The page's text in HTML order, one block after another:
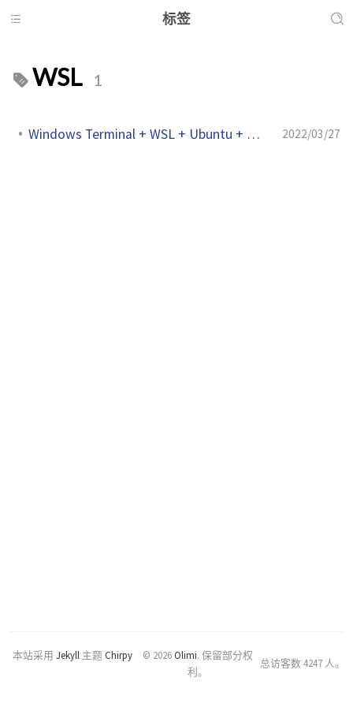
标签
WSL 1
Windows Terminal + WSL + Ubuntu + 图形化 总结 2022/03/27
本站采用 Jekyll 主题 Chirpy © 2026Olimi. 保留部分权
利。
总访客数 4247 人。